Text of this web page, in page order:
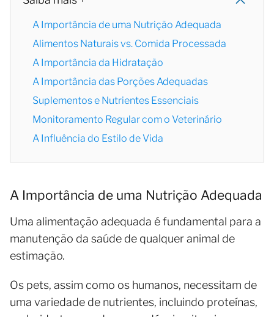
A Importância de uma Nutrição Adequada
Alimentos Naturais vs. Comida Processada
A Importância da Hidratação
A Importância das Porções Adequadas
Suplementos e Nutrientes Essenciais
Monitoramento Regular com o Veterinário
A Influência do Estilo de Vida
A Importância de uma Nutrição Adequada
Uma alimentação adequada é fundamental para a
manutenção da saúde de qualquer animal de
estimação.
Os pets, assim como os humanos, necessitam de
uma variedade de nutrientes, incluindo proteínas,